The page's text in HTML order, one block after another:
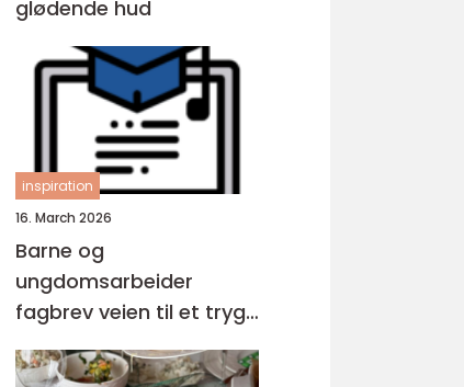
glødende hud
inspiration
16. March 2026
Barne og
ungdomsarbeider
fagbrev veien til et trygt
og meningsfullt yrke